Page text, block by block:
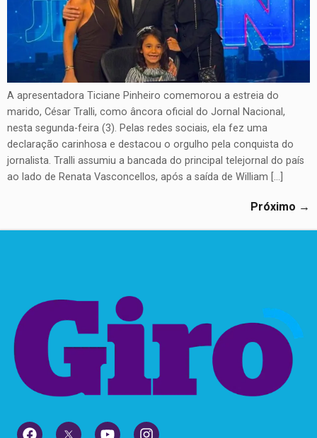
A apresentadora Ticiane Pinheiro comemorou a estreia do
marido, César Tralli, como âncora oficial do Jornal Nacional,
nesta segunda-feira (3). Pelas redes sociais, ela fez uma
declaração carinhosa e destacou o orgulho pela conquista do
jornalista. Tralli assumiu a bancada do principal telejornal do país
ao lado de Renata Vasconcellos, após a saída de William […]
Próximo →